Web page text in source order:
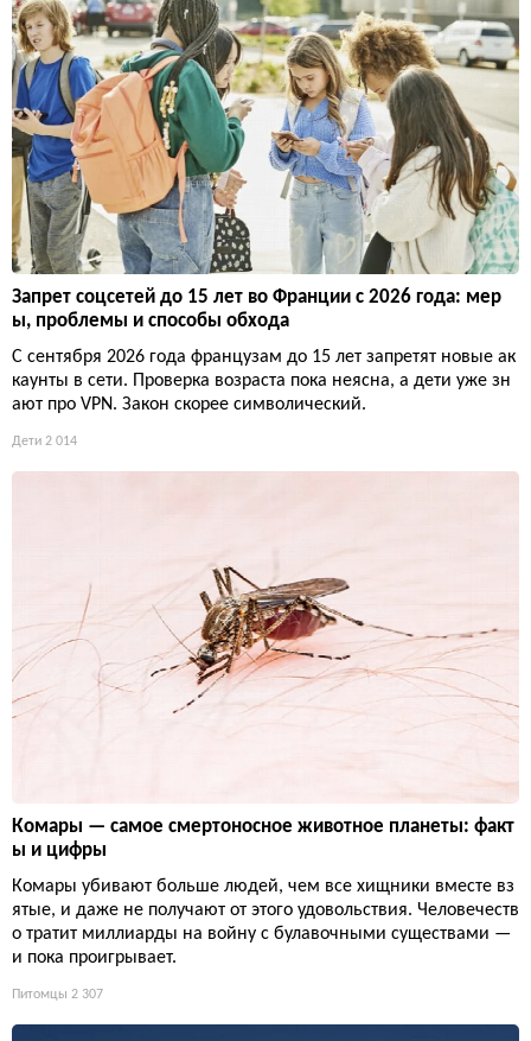
Запрет соцсетей до 15 лет во Франции с 2026 года: мер
ы, проблемы и способы обхода
С сентября 2026 года французам до 15 лет запретят новые ак
каунты в сети. Проверка возраста пока неясна, а дети уже зн
ают про VPN. Закон скорее символический.
Дети 2 014
Комары — самое смертоносное животное планеты: факт
ы и цифры
Комары убивают больше людей, чем все хищники вместе вз
ятые, и даже не получают от этого удовольствия. Человечеств
о тратит миллиарды на войну с булавочными существами —
и пока проигрывает.
Питомцы 2 307